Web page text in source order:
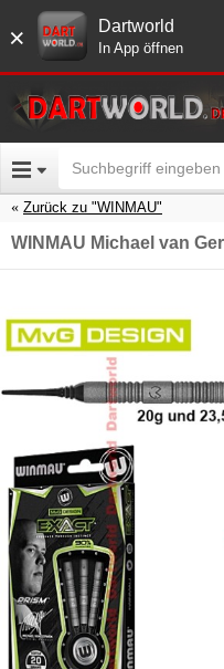
× Dartworld
In App öffnen
Zurück zu "WINMAU"
WINMAU Michael van